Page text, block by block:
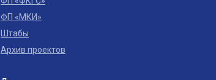
ФП «МКИ»
Архив проектов
Штабы